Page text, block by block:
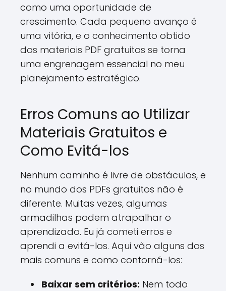
como uma oportunidade de
crescimento. Cada pequeno avanço é
uma vitória, e o conhecimento obtido
dos materiais PDF gratuitos se torna
uma engrenagem essencial no meu
planejamento estratégico.
Erros Comuns ao Utilizar
Materiais Gratuitos e
Como Evitá-los
Nenhum caminho é livre de obstáculos, e
no mundo dos PDFs gratuitos não é
diferente. Muitas vezes, algumas
armadilhas podem atrapalhar o
aprendizado. Eu já cometi erros e
aprendi a evitá-los. Aqui vão alguns dos
mais comuns e como contorná-los:
Baixar sem critérios: Nem todo